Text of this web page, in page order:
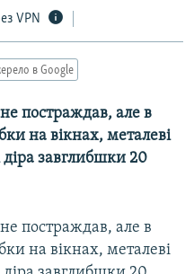
VPN
в Google
постраждав, але в
на вікнах, металеві
діра завглибшки 20
постраждав, але в
на вікнах, металеві